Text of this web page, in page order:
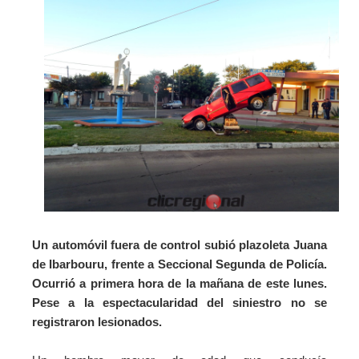
Un automóvil fuera de control subió plazoleta Juana
de Ibarbouru, frente a Seccional Segunda de Policía.
Ocurrió a primera hora de la mañana de este lunes.
Pese a la espectacularidad del siniestro no se
registraron lesionados.